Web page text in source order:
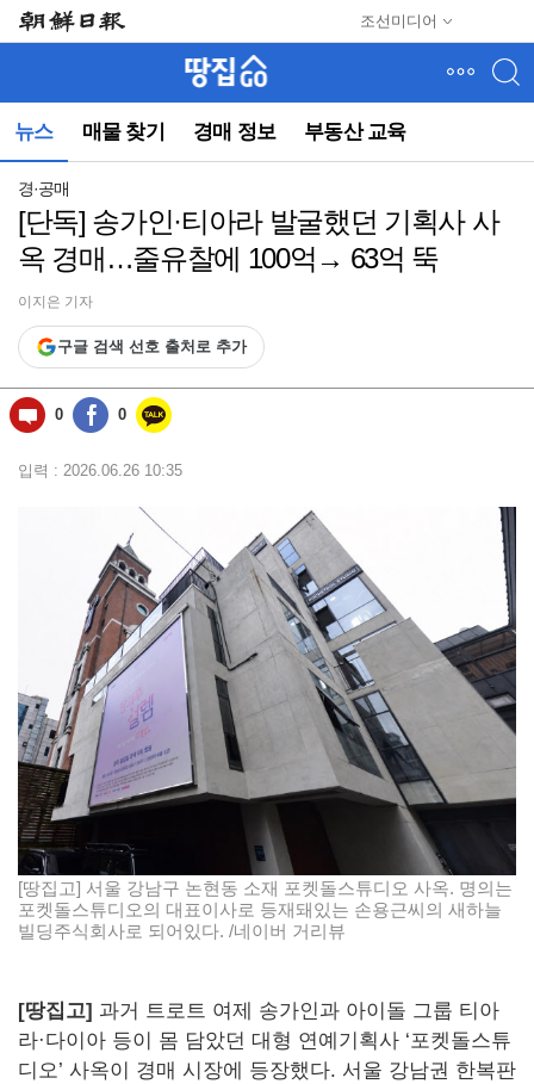
조선미디어
뉴스 매물 찾기 경매 정보 부동산 교육
뉴
(컨
동)
경·공매
[단독] 송가인·티아라 발굴했던 기획사 사
옥 경매…줄유찰에 100억→ 63억 뚝
이지은 기자
구글 검색 선호 출처로 추가
0 0
입력 : 2026.06.26 10:35
[땅집고] 서울 강남구 논현동 소재 포켓돌스튜디오 사옥. 명의는
포켓돌스튜디오의 대표이사로 등재돼있는 손용근씨의 새하늘
빌딩주식회사로 되어있다. /네이버 거리뷰
[땅집고] 과거 트로트 여제 송가인과 아이돌 그룹 티아
라·다이아 등이 몸 담았던 대형 연예기획사 ‘포켓돌스튜
디오’ 사옥이 경매 시장에 등장했다. 서울 강남권 한복판